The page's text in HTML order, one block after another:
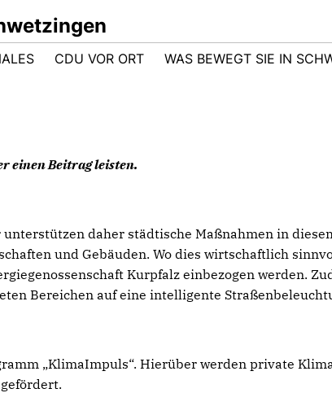
CDU VOR ORT WAS BEWEGT SIE IN
einen Beitrag leisten.
daher städtische Maßnahmen in
und Gebäuden. Wo dies wirtschaftlich
Kurpfalz einbezogen werden.
Bereichen auf eine intelligente
„KlimaImpuls“. Hierüber werden private